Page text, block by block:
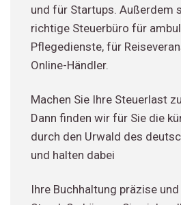
und für Startups. Außerdem
richtige Steuerbüro für
Pflegedienste, für
Online-Händler.
Machen Sie Ihre Steuerlast
Dann finden wir für Sie die
durch den Urwald des
und halten dabei
Ihre Buchhaltung präzise